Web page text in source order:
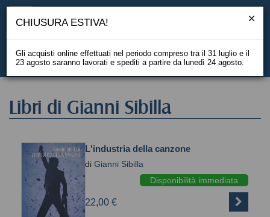
EN
Libri di Gianni Sibilla
L'industria della canzone
di Gianni Sibilla
Disponibilità immediata
22,00 €
CHIUSURA ESTIVA!
Gli acquisti online effettuati nel periodo compreso tra il 31 luglio e il
23 agosto saranno lavorati e spediti a partire da lunedì 24 agosto.